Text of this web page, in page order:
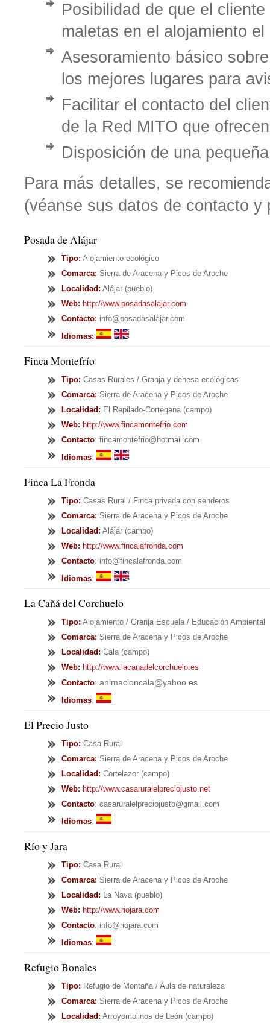
Posibilidad de que el
maletas en el alojamiento
Asesoramiento básico
los mejores lugares para
Facilitar el contacto del
de la Red MITO que
Disposición de una
Para más detalles, se
(véanse sus datos de contacto
Posada de Alájar
Tipo: Alojamiento ecológico
Comarca: Sierra de Aracena y Picos de Aroche
Localidad: Alájar (pueblo)
Web: http://www.posadasalajar.com
Contacto: info@posadasalajar.com
Idiomas:
Finca Montefrío
Tipo: Casas Rurales / Granja y dehesa ecológicas
Comarca: Sierra de Aracena y Picos de Aroche
Localidad: El Repilado-Cortegana (campo)
Web: http://www.fincamontefrio.com
Contacto: fincamontefrio@hotmail.com
Idiomas:
Finca La Fronda
Tipo: Casas Rural / Finca privada con senderos
Comarca: Sierra de Aracena y Picos de Aroche
Localidad: Alájar (campo)
Web: http://www.fincalafronda.com
Contacto: info@fincalafronda.com
Idiomas:
La Cañá del Corchuelo
Tipo: Alojamiento / Granja Escuela / Educación Ambiental
Comarca: Sierra de Aracena y Picos de Aroche
Localidad: Cala (campo)
Web: http://www.lacanadelcorchuelo.es
Contacto: animacioncala@yahoo.es
Idiomas:
El Precio Justo
Tipo: Casa Rural
Comarca: Sierra de Aracena y Picos de Aroche
Localidad: Cortelazor (campo)
Web: http://www.casaruralelpreciojusto.net
Contacto: casaruralelpreciojusto@gmail.com
Idiomas:
Río y Jara
Tipo: Casa Rural
Comarca: Sierra de Aracena y Picos de Aroche
Localidad: La Nava (pueblo)
Web: http://www.riojara.com
Contacto: info@riojara.com
Idiomas:
Refugio Bonales
Tipo: Refugio de Montaña / Aula de naturaleza
Comarca: Sierra de Aracena y Picos de Aroche
Localidad: Arroyomolinos de León (campo)